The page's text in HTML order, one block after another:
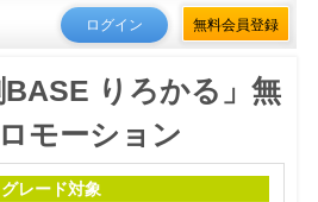
ログイン 無料会員登録
BASE りろかる」無
モーション
グレード対象